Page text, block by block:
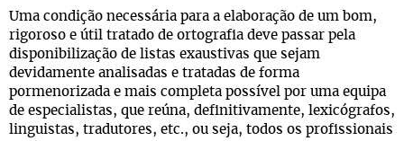
Uma condição necessária para a elaboração de um bom,
rigoroso e útil tratado de ortografia deve passar pela
disponibilização de listas exaustivas que sejam
devidamente analisadas e tratadas de forma
pormenorizada e mais completa possível por uma equipa
de especialistas, que reúna, definitivamente, lexicógrafos,
linguistas, tradutores, etc., ou seja, todos os profissionais